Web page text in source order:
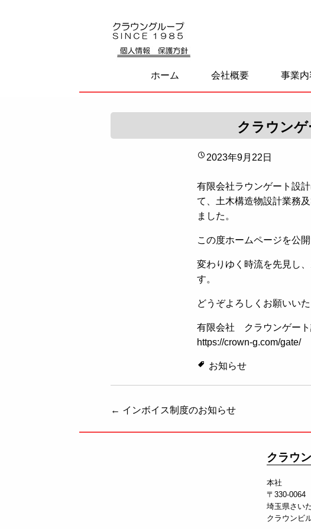
ホーム 会社概要 事業内
クラウン
2023年9月22日
有限会社ラウンゲート設
て、土木構造物設計業務
ました。
この度ホームページを公開
変わりゆく時流を先見し
す。
どうぞよろしくお願いいた
有限会社 クラウンゲー
https://crown-g.com/gate/
お知らせ
投稿ナビゲーション
← インボイス制度のお知らせ
クラウ
本社
〒330-0064
埼玉県さい
クラウンビ